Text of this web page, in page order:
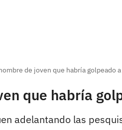
de joven que habría golpeado
que habría
adelantando las